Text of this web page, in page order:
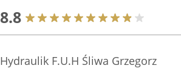
8.8
Hydraulik F.U.H Śliwa Grzegorz